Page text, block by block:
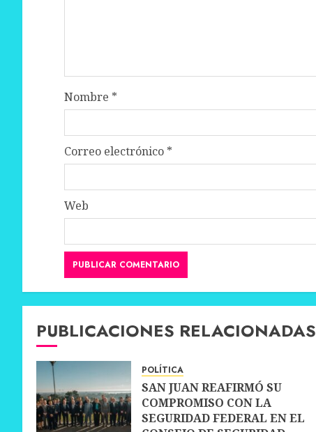
Nombre *
Correo electrónico *
Web
PUBLICACIONES RELACIONADAS
POLÍTICA
SAN JUAN REAFIRMÓ SU
COMPROMISO CON LA
SEGURIDAD FEDERAL EN EL